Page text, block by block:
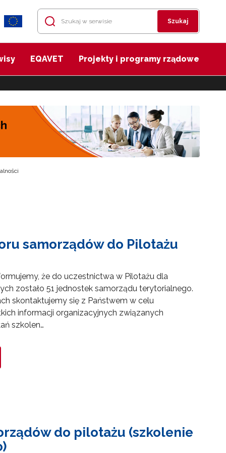
Szukaj
EQAVET Projekty i programy rządowe
samorządów do Pilotażu
że do uczestnictwa w Pilotażu dla
zostało 51 jednostek samorządu terytorialnego.
skontaktujemy się z Państwem w celu
informacji organizacyjnych związanych
szkolen…
do pilotażu (szkolenie